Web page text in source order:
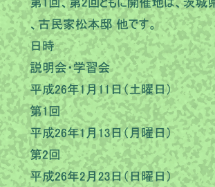
このページの先頭へ
江戸川区時間 江東区時間 葛飾区時間
表示： PC|モバイル
© 2013 art blue Inc.